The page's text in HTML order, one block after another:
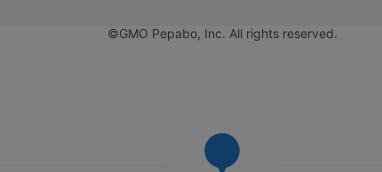
©GMO Pepabo, Inc. All rights reserved.